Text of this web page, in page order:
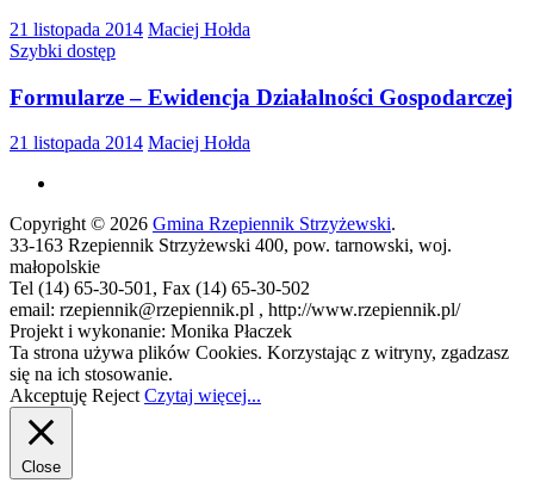
21 listopada 2014 Maciej Hołda
Szybki dostęp
Formularze – Ewidencja Działalności Gospodarczej
21 listopada 2014 Maciej Hołda
Copyright © 2026 Gmina Rzepiennik Strzyżewski.
33-163 Rzepiennik Strzyżewski 400, pow. tarnowski, woj.
małopolskie
Tel (14) 65-30-501, Fax (14) 65-30-502
email: rzepiennik@rzepiennik.pl , http://www.rzepiennik.pl/
Projekt i wykonanie: Monika Płaczek
Ta strona używa plików Cookies. Korzystając z witryny, zgadzasz
się na ich stosowanie.
Akceptuję Reject Czytaj więcej...
Close